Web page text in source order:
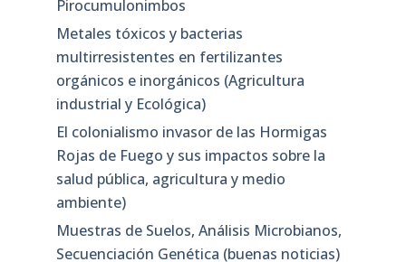
Pirocumulonimbos
Metales tóxicos y bacterias
multirresistentes en fertilizantes
orgánicos e inorgánicos (Agricultura
industrial y Ecológica)
El colonialismo invasor de las Hormigas
Rojas de Fuego y sus impactos sobre la
salud pública, agricultura y medio
ambiente)
Muestras de Suelos, Análisis Microbianos,